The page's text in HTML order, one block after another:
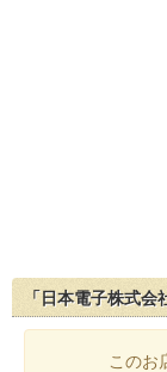
「日本電子株式
このお